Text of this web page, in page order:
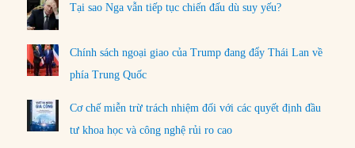
Tại sao Nga vẫn tiếp tục chiến đấu dù suy yếu?
Chính sách ngoại giao của Trump đang đẩy Thái Lan về
phía Trung Quốc
Cơ chế miễn trừ trách nhiệm đối với các quyết định đầu
tư khoa học và công nghệ rủi ro cao